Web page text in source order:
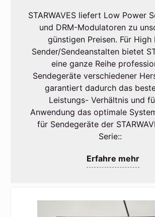
STARWAVES liefert Low Power
und DRM-Modulatoren zu
günstigen Preisen. Für High
Sender/Sendeanstalten bietet
eine ganze Reihe
Sendegeräte verschiedener
garantiert dadurch das
Leistungs- Verhältnis und
Anwendung das optimale
für Sendegeräte der
Serie::
Erfahre mehr